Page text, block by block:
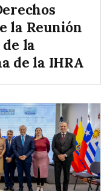
la Reunión
la
de la IHRA